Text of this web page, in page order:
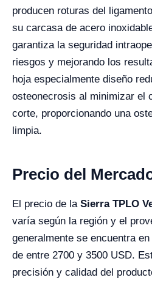
producen roturas del
su carcasa de acero
garantiza la seguridad
riesgos y mejorando los
hoja especialmente diseño
osteonecrosis al minimizar el
corte, proporcionando una
limpia.
Precio del
El precio de la Sierra TPLO
varía según la región y el
generalmente se encuentra
de entre 2700 y 3500 USD.
precisión y calidad del